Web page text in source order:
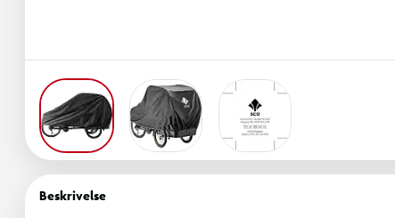
Beskrivelse